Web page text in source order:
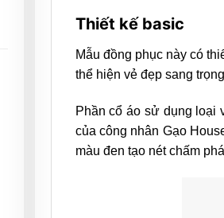
Thiết kế basic
Mẫu đồng phục này có
thể hiện vẻ đẹp sang
Phần cổ áo sử dụng loại
của công nhân Gạo
màu đen tạo nét chấm